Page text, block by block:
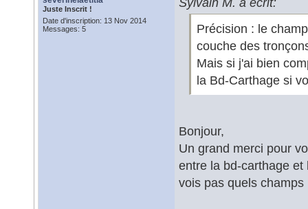
Juste Inscrit !
Date d'inscription: 13 Nov 2014
Messages: 5
Précision : le
couche des
Mais si j'ai bien
la Bd-Carthage si
Bonjour,
Un grand merci pour
entre la bd-carthage
vois pas quels